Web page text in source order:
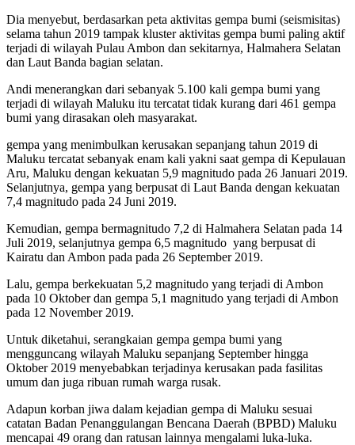
Dia menyebut, berdasarkan peta aktivitas gempa bumi (seismisitas)
selama tahun 2019 tampak kluster aktivitas gempa bumi paling aktif
terjadi di wilayah Pulau Ambon dan sekitarnya, Halmahera Selatan
dan Laut Banda bagian selatan.
Andi menerangkan dari sebanyak 5.100 kali gempa bumi yang
terjadi di wilayah Maluku itu tercatat tidak kurang dari 461 gempa
bumi yang dirasakan oleh masyarakat.
gempa yang menimbulkan kerusakan sepanjang tahun 2019 di
Maluku tercatat sebanyak enam kali yakni saat gempa di Kepulauan
Aru, Maluku dengan kekuatan 5,9 magnitudo pada 26 Januari 2019.
Selanjutnya, gempa yang berpusat di Laut Banda dengan kekuatan
7,4 magnitudo pada 24 Juni 2019.
Kemudian, gempa bermagnitudo 7,2 di Halmahera Selatan pada 14
Juli 2019, selanjutnya gempa 6,5 magnitudo yang berpusat di
Kairatu dan Ambon pada pada 26 September 2019.
Lalu, gempa berkekuatan 5,2 magnitudo yang terjadi di Ambon
pada 10 Oktober dan gempa 5,1 magnitudo yang terjadi di Ambon
pada 12 November 2019.
Untuk diketahui, serangkaian gempa gempa bumi yang
mengguncang wilayah Maluku sepanjang September hingga
Oktober 2019 menyebabkan terjadinya kerusakan pada fasilitas
umum dan juga ribuan rumah warga rusak.
Adapun korban jiwa dalam kejadian gempa di Maluku sesuai
catatan Badan Penanggulangan Bencana Daerah (BPBD) Maluku
mencapai 49 orang dan ratusan lainnya mengalami luka-luka.